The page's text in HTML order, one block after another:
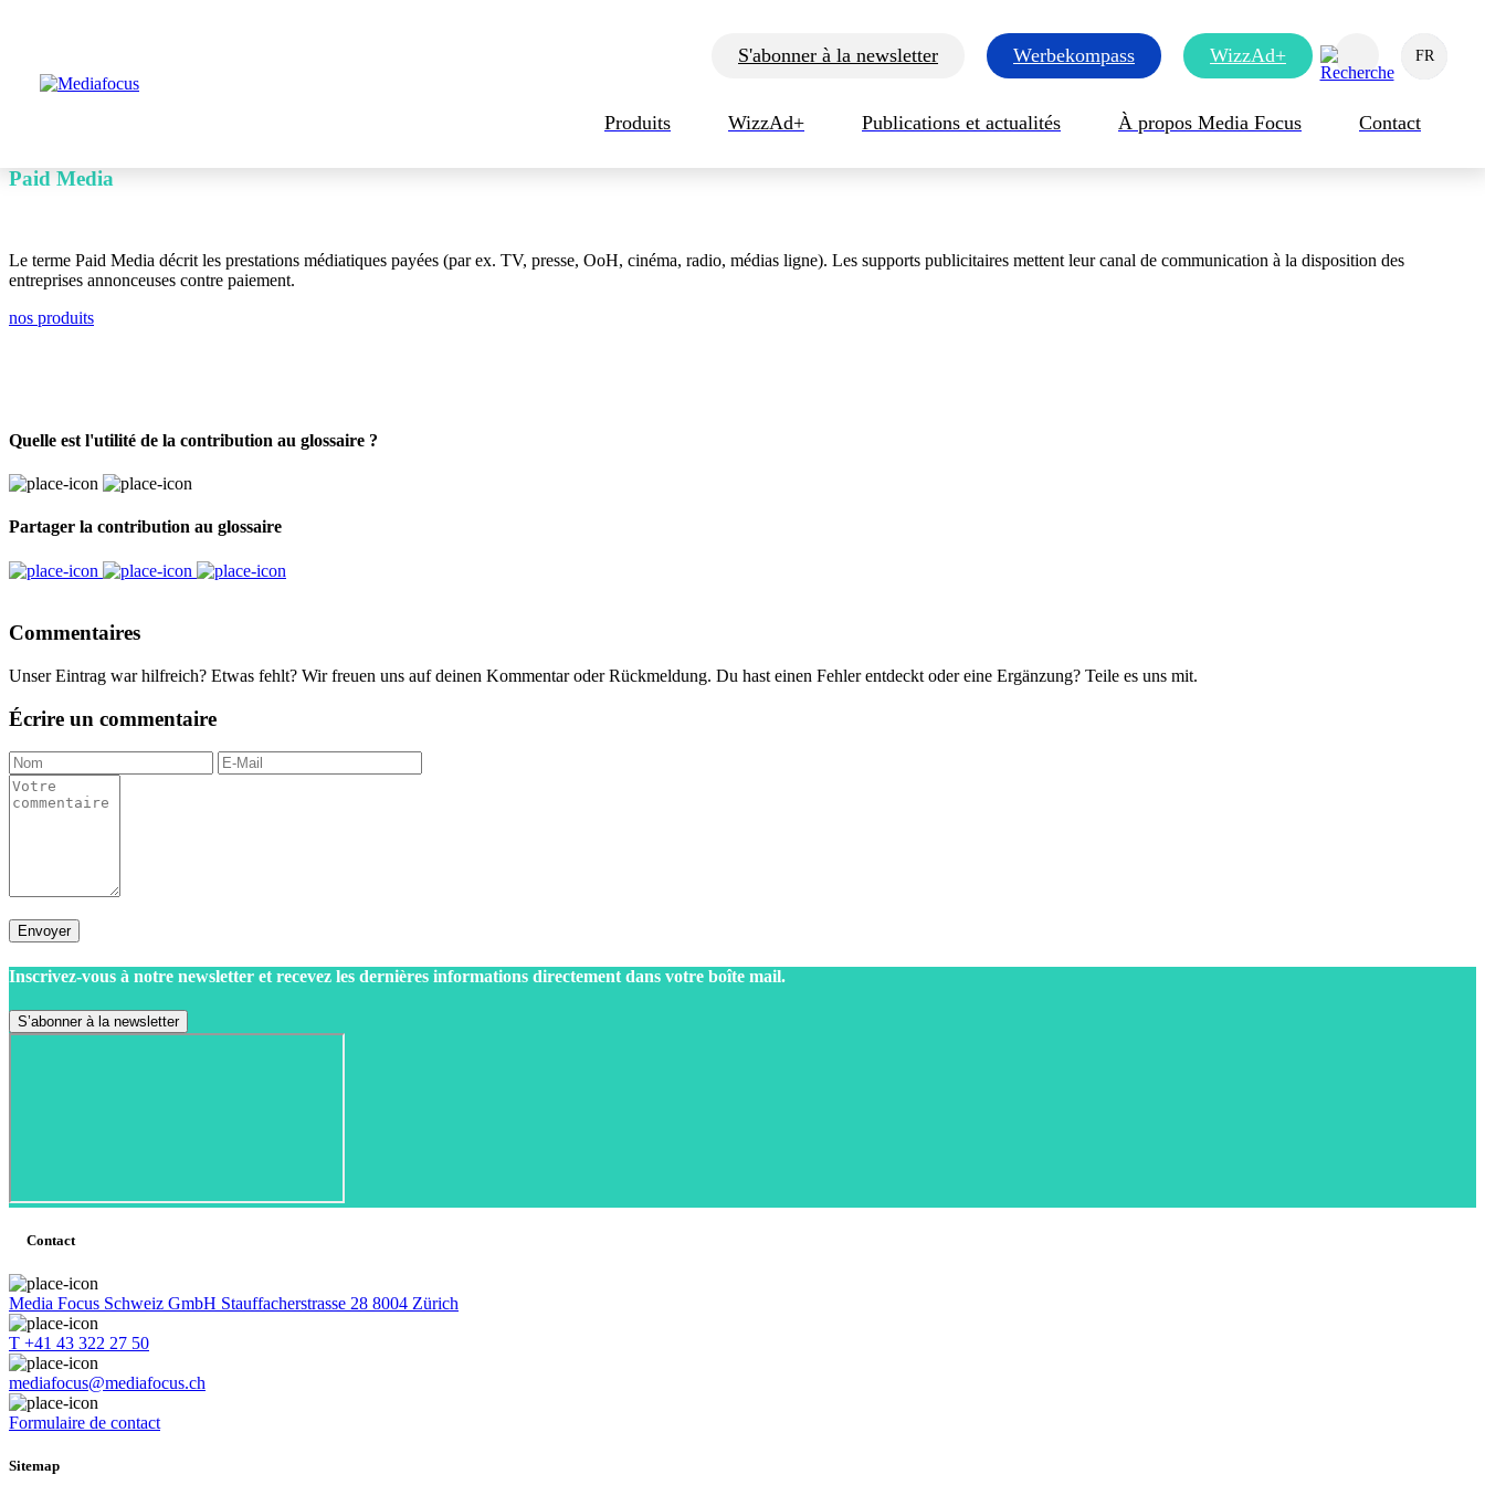
S'abonner à la newsletter Werbekompass WizzAd+ Rechercher
FR
EN
DE
Produits WizzAd+ Publications et actualités À propos Media Focus Contact
>
Glossar
Paid Media
Le terme Paid Media décrit les prestations médiatiques payées (par ex. TV, presse, OoH, cinéma, radio, médias ligne). Les supports publicitaires mettent leur canal de communication à la disposition des
entreprises annonceuses contre paiement.
nos produits
Quelle est l'utilité de la contribution au glossaire ?
Partager la contribution au glossaire
Commentaires
Unser Eintrag war hilfreich? Etwas fehlt? Wir freuen uns auf deinen Kommentar oder Rückmeldung. Du hast einen Fehler entdeckt oder eine Ergänzung? Teile es uns mit.
Écrire un commentaire
Envoyer
Inscrivez-vous à notre newsletter et recevez les dernières informations directement dans votre boîte mail.
Contact
Media Focus Schweiz GmbH Stauffacherstrasse 28 8004 Zürich
T +41 43 322 27 50
mediafocus@mediafocus.ch
Formulaire de contact
Sitemap